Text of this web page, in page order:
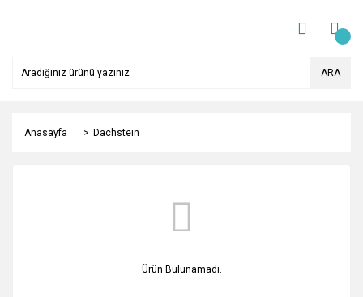
ARA
Anasayfa Dachstein
Ürün Bulunamadı.